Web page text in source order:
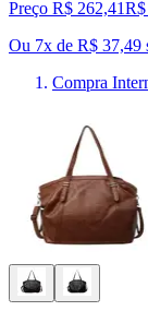
Preço R$ 262,41R$
Ou 7x de R$ 37,49
Compra